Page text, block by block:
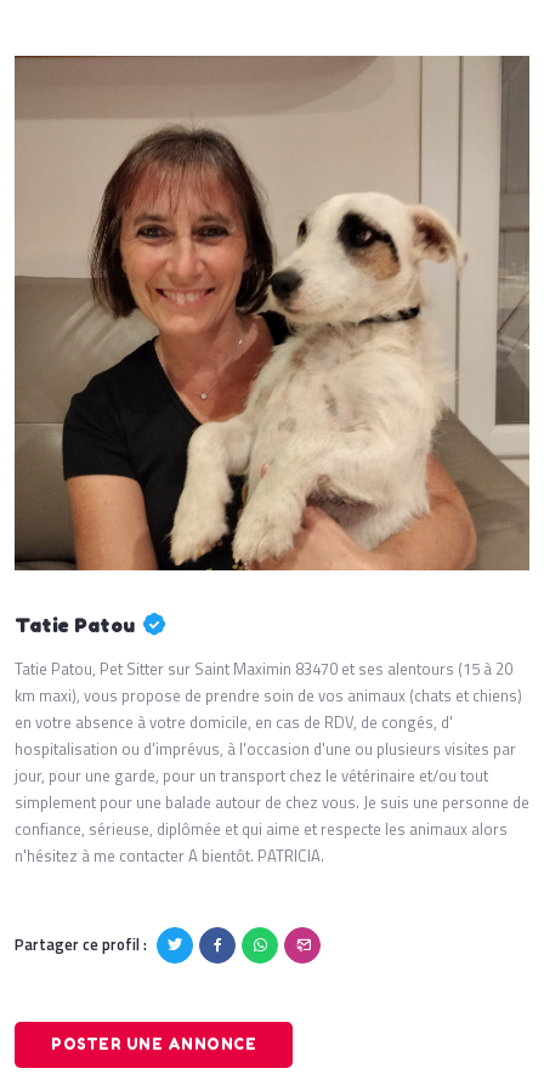
Tatie Patou
Tatie Patou, Pet Sitter sur Saint Maximin 83470 et ses alentours (15 à 20
km maxi), vous propose de prendre soin de vos animaux (chats et chiens)
en votre absence à votre domicile, en cas de RDV, de congés, d'
hospitalisation ou d'imprévus, à l'occasion d'une ou plusieurs visites par
jour, pour une garde, pour un transport chez le vétérinaire et/ou tout
simplement pour une balade autour de chez vous. Je suis une personne de
confiance, sérieuse, diplômée et qui aime et respecte les animaux alors
n'hésitez à me contacter A bientôt. PATRICIA.
Partager ce profil :
POSTER UNE ANNONCE